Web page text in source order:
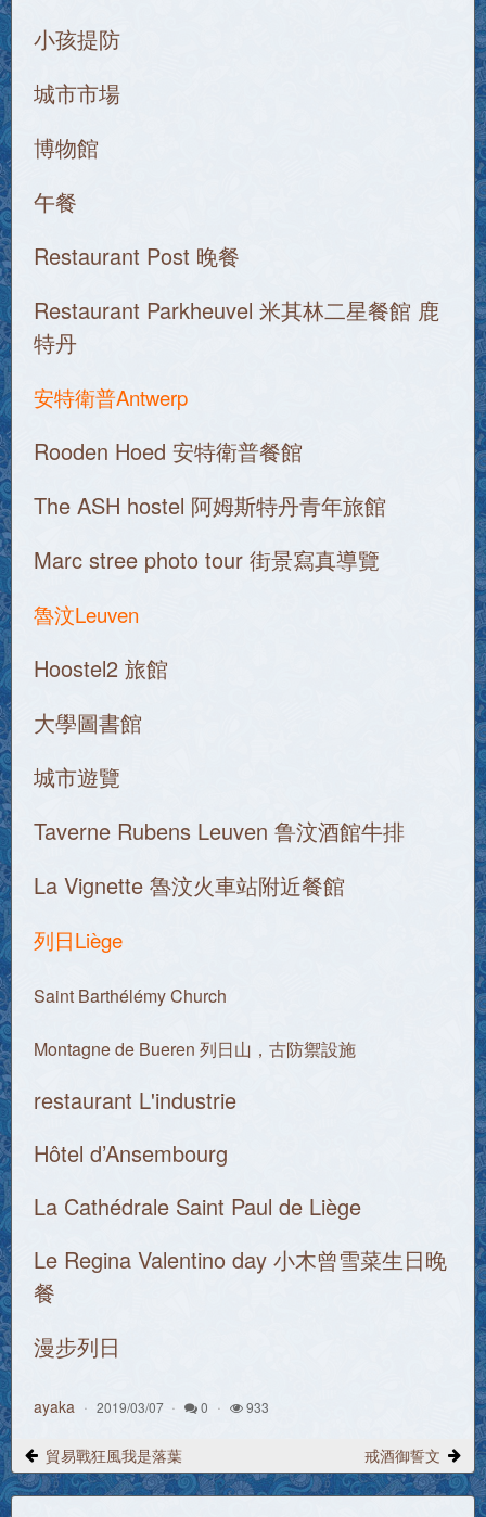
小孩提防
城市市場
博物館
午餐
Restaurant Post 晚餐
Restaurant Parkheuvel 米其林二星餐館 鹿
特丹
安特衛普Antwerp
Rooden Hoed 安特衛普餐館
The ASH hostel 阿姆斯特丹青年旅館
Marc stree photo tour 街景寫真導覽
魯汶Leuven
Hoostel2 旅館
大學圖書館
城市遊覽
Taverne Rubens Leuven 鲁汶酒館牛排
La Vignette 魯汶火車站附近餐館
列日Liège
Saint Barthélémy Church
Montagne de Bueren 列日山，古防禦設施
restaurant L'industrie
Hôtel d’Ansembourg
La Cathédrale Saint Paul de Liège
Le Regina Valentino day 小木曾雪菜生日晚
餐
漫步列日
ayaka 2019/03/07 0 933
貿易戰狂風我是落葉 戒酒御誓文